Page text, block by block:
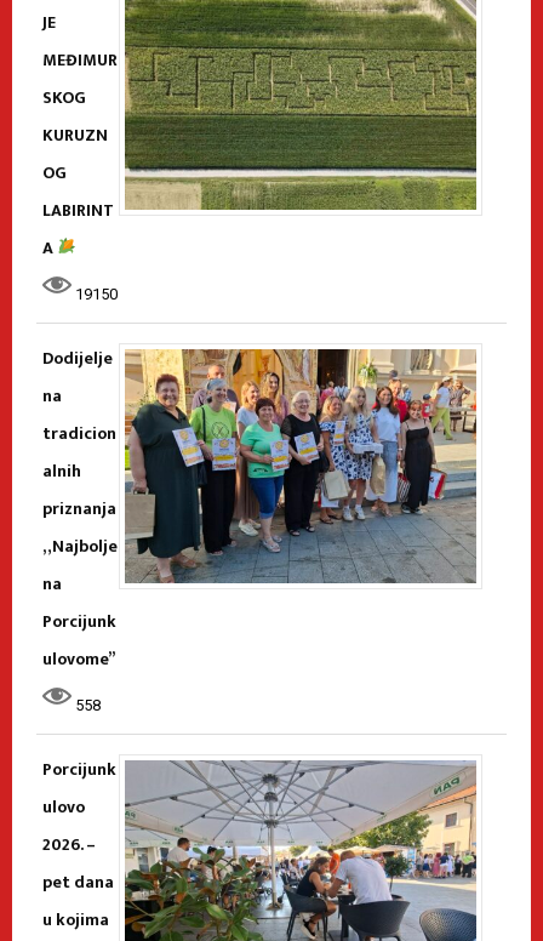
JE
MEĐIMUR
SKOG
KURUZN
OG
LABIRINT
A
19150
Dodijelje
na
tradicion
alnih
priznanja
„Najbolje
na
Porcijunk
ulovome”
558
Porcijunk
ulovo
2026. –
pet dana
u kojima